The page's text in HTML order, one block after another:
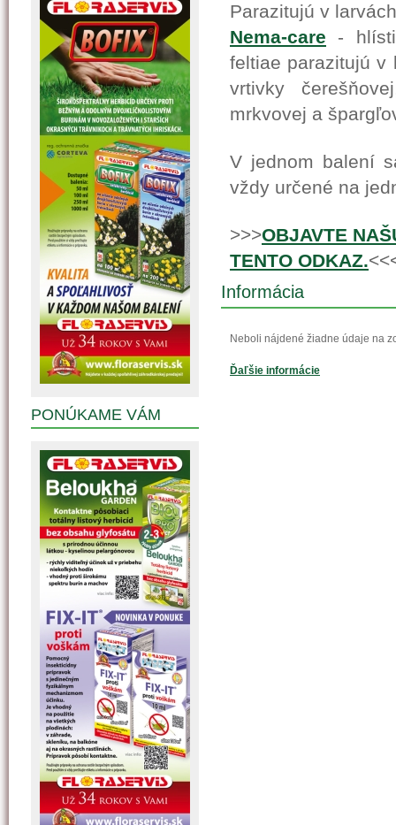
Parazitujú v
Nema-care -
feltiae parazitujú v
vrtivky
mrkvovej a
V jednom balení
vždy určené na
>>>OBJAVTE
TENTO ODKAZ.
Informácia
Neboli nájdené žiadne údaje na
Ďaľšie informácie
PONÚKAME VÁM